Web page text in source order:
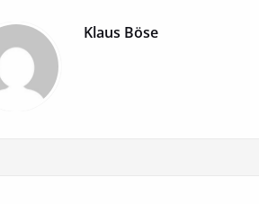
Klaus Böse